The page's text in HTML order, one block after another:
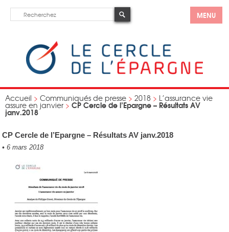
MENU
Accueil > Communiqués de presse > 2018 > L’assurance vie
assure en janvier > CP Cercle de l’Epargne – Résultats AV
janv.2018
CP Cercle de l’Epargne – Résultats AV janv.2018
• 6 mars 2018